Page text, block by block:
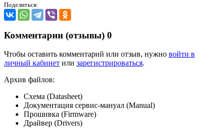
Поделиться:
Комментарии (отзывы) 0
Чтобы оставить комментарий или отзыв, нужно войти в
личный кабинет или зарегистрироваться.
Архив файлов:
Схема (Datasheet)
Документация сервис-мануал (Manual)
Прошивка (Firmware)
Драйвер (Drivers)